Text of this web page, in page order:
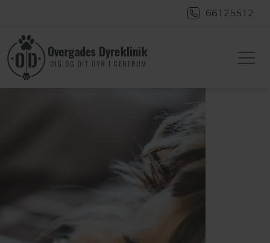
66125512